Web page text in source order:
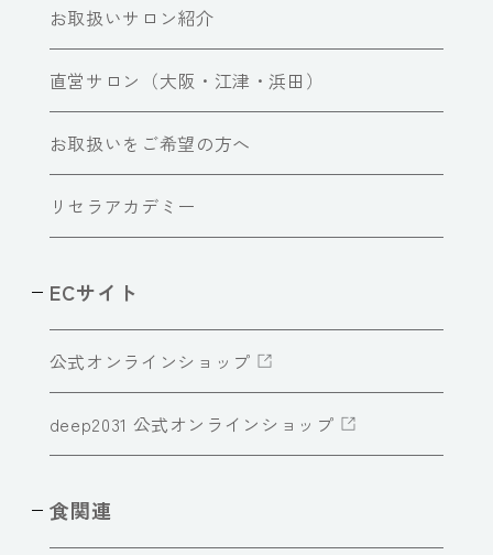
お取扱いサロン紹介
直営サロン（大阪・江津・浜田）
お取扱いをご希望の方へ
リセラアカデミー
ECサイト
公式オンラインショップ
deep2031 公式オンラインショップ
食関連